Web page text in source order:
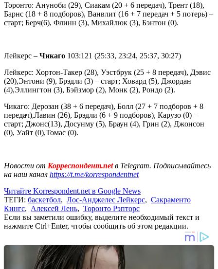
Торонто: Ануноби (29), Сиакам (20 + 6 передач), Трент (18),
Барнс (18 + 8 подборов), Ванвлит (16 + 7 передач + 5 потерь) –
старт; Берч(6), Флинн (3), Михайлюк (3), Бэнтон (0).
Лейкерс – Чикаго 103:121 (25:33, 23:24, 25:37, 30:27)
Лейкерс: Хортон-Такер (28), Уэстбрук (25 + 8 передач), Дэвис
(20),Энтони (9), Брэдли (3) – старт; Ховард (5), Джордан
(4),Эллингтон (3), Бэйзмор (2), Монк (2), Рондо (2).
Чикаго: Дерозан (38 + 6 передач), Болл (27 + 7 подборов + 8
передач),Лавин (26), Брэдли (6 + 9 подборов), Карузо (0) –
старт; Джонс(13), Досунму (5), Браун (4), Грин (2), Джонсон
(0), Уайт (0),Томас (0).
Новости от Корреспондент.netв Telegram. Подписывайтесь
на наш канал https://t.me/korrespondentnet
Читайте Korrespondent.net в Google News
ТЕГИ: баскетбол, Лос-Анджелес Лейкерс, Сакраменто
Кингс, Алексей Лень, Торонто Рэпторс
Если вы заметили ошибку, выделите необходимый текст и
нажмите Ctrl+Enter, чтобы сообщить об этом редакции.